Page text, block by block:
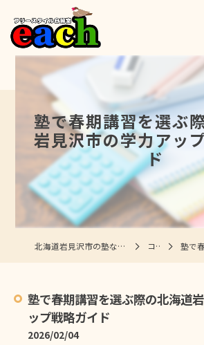
塾で春期講習を選ぶ
岩見沢市の学力アッ
ド
北海道岩見沢市の塾ならフリースタイル自習室each コラム 塾で春期講
塾で春期講習を選ぶ際の北海道
ップ戦略ガイド
2026/02/04